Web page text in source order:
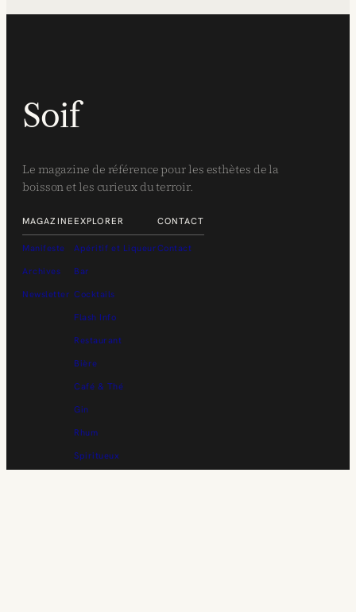
Soif
Le magazine de référence pour les esthètes de la
boisson et les curieux du terroir.
MAGAZINE
Manifeste
Archives
Newsletter
EXPLORER
Apéritif et Liqueur
Bar
Cocktails
Flash Info
Restaurant
Bière
Café & Thé
Gin
Rhum
Spiritueux
CONTACT
Contact